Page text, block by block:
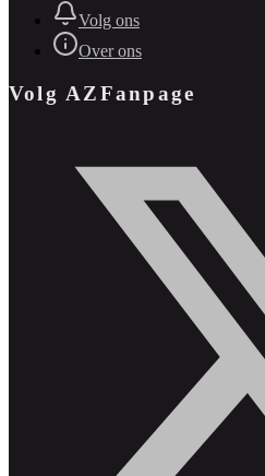
Volg ons
Over ons
Volg AZFanpage